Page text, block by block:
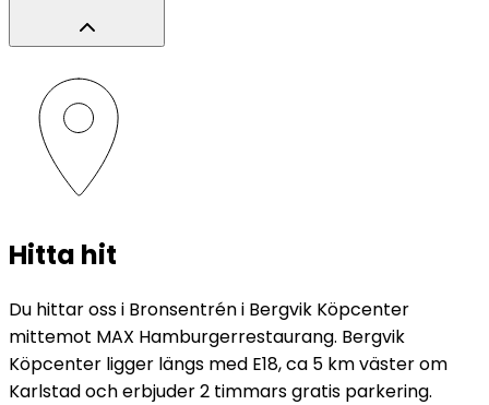
Hitta hit
Du hittar oss i Bronsentrén i Bergvik Köpcenter
mittemot MAX Hamburgerrestaurang. Bergvik
Köpcenter ligger längs med E18, ca 5 km väster om
Karlstad och erbjuder 2 timmars gratis parkering.